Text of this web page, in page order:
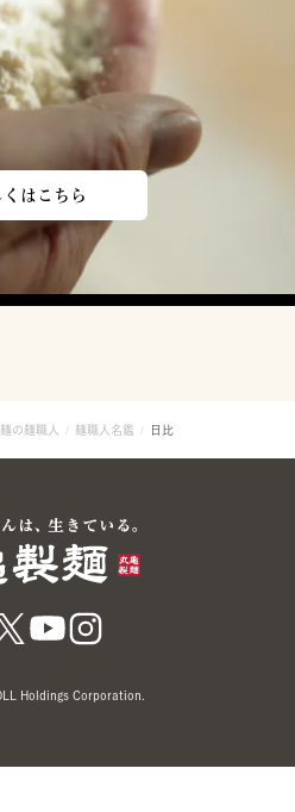
はこちら
の麺職人 麺職人名鑑 日比
Holdings Corporation.